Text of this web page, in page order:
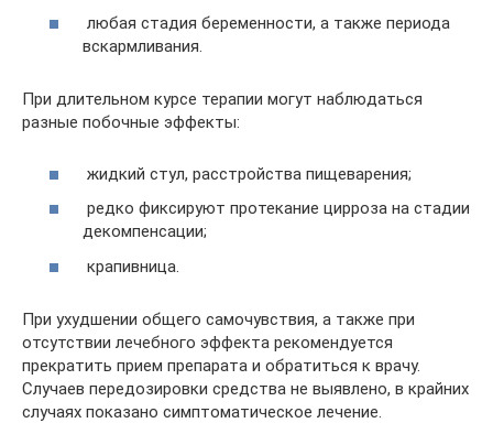
любая стадия беременности, а также периода
вскармливания.
При длительном курсе терапии могут наблюдаться
разные побочные эффекты:
жидкий стул, расстройства пищеварения;
редко фиксируют протекание цирроза на стадии
декомпенсации;
крапивница.
При ухудшении общего самочувствия, а также при
отсутствии лечебного эффекта рекомендуется
прекратить прием препарата и обратиться к врачу.
Случаев передозировки средства не выявлено, в крайних
случаях показано симптоматическое лечение.